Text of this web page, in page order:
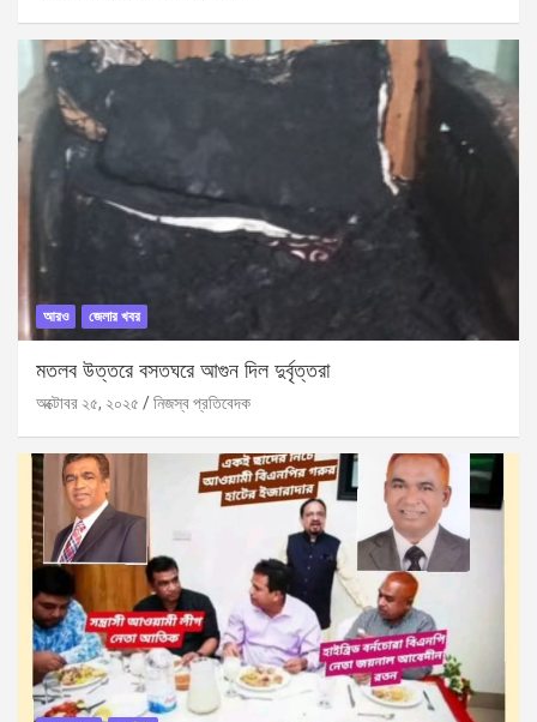
আরও জেলার খবর
মতলব উত্তরে বসতঘরে আগুন দিল দুর্বৃত্তরা
অক্টোবর ২৫, ২০২৫ নিজস্ব প্রতিবেদক